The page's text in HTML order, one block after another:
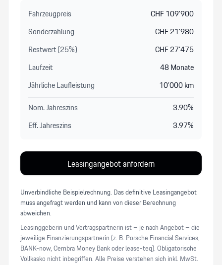
Fahrzeugpreis CHF109’900
Sonderzahlung
CHF21’980
Restwert (25%) CHF27’475
Laufzeit
48Monate
Jährliche Laufleistung
10’000km
Nom. Jahreszins
3.90%
Eff. Jahreszins
3.97%
Leasingangebot anfordern
Unverbindliche Beispielrechnung. Das definitive Leasingangebot
muss angefragt werden und kann von dieser Berechnung
abweichen.
Leasinggeberin und Vertragspartnerin ist – je nach Angebot – die
jeweilige Finanzierungspartnerin (z. B. Porsche Financial Services,
BANK-now, Cembra Money Bank oder lease-teq). Obligatorische
Vollkasko nicht inbegriffen. Alle Preise verstehen sich inkl. MwSt.